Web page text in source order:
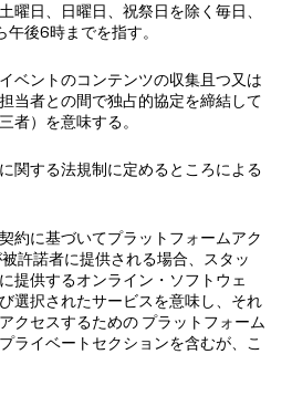
曜日、日曜日、祝祭日を除く毎日、
後6時までを指す。
ベントのコンテンツの収集且つ又は
当者との間で独占的協定を締結して
者）を意味する。
に関する法規制に定めるところによる
約に基づいてプラットフォームアク
許諾者に提供される場合、スタッ
提供するオンライン・ソフトウェ
選択されたサービスを意味し、それ
クセスするための プラットフォーム
ライベートセクションを含むが、こ